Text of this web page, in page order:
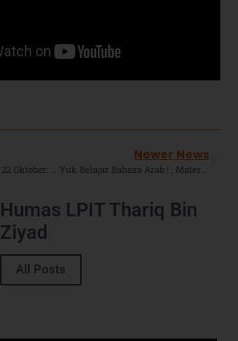
Newer News
Humas LPIT Thariq Bin
Ziyad
All Posts